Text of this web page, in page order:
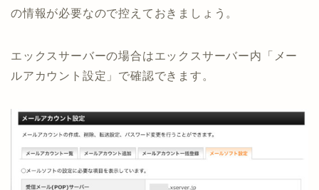
の情報が必要なので控えておきましょう。
エックスサーバーの場合はエックスサーバー内「メー
ルアカウント設定」で確認できます。